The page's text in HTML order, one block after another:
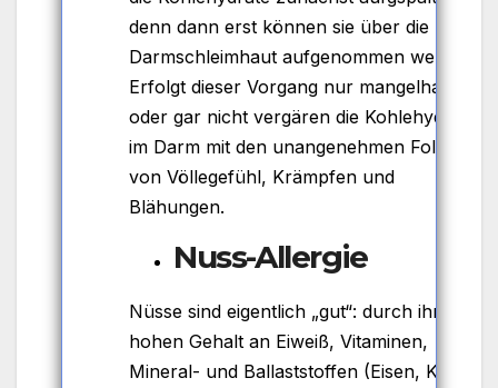
denn dann erst können sie über die
Darmschleimhaut aufgenommen werden.
Erfolgt dieser Vorgang nur mangelhaft
oder gar nicht vergären die Kohlehydrate
im Darm mit den unangenehmen Folgen
von Völlegefühl, Krämpfen und
Blähungen.
Nuss-Allergie
Nüsse sind eigentlich „gut“: durch ihren
hohen Gehalt an Eiweiß, Vitaminen,
Mineral- und Ballaststoffen (Eisen, Kalium,